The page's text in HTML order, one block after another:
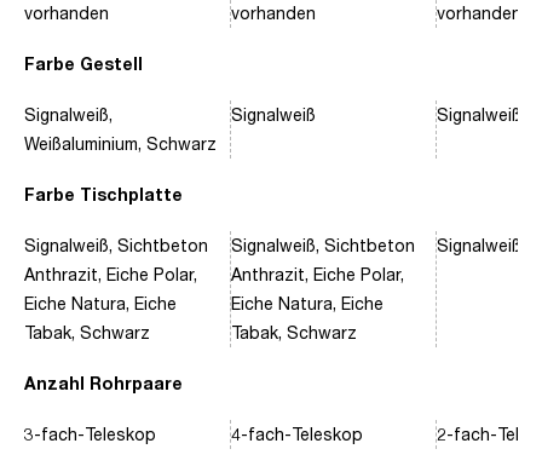
Farbe Gestell
Farbe Tischplatte
Anzahl Rohrpaare
vorhanden
Signalweiß,
Weißaluminium, Schwarz
Signalweiß, Sichtbeton
Anthrazit, Eiche Polar,
Eiche Natura, Eiche
Tabak, Schwarz
3-fach-Teleskop
vorhanden
Signalweiß
Signalweiß, Sichtbeton
Anthrazit, Eiche Polar,
Eiche Natura, Eiche
Tabak, Schwarz
4-fach-Teleskop
vorhanden
Signalweiß,
Signalweiß,
2-fach-